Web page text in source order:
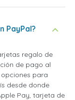
PayPal?
regalo de
de pago al
para
desde donde
Pay, tarjeta de